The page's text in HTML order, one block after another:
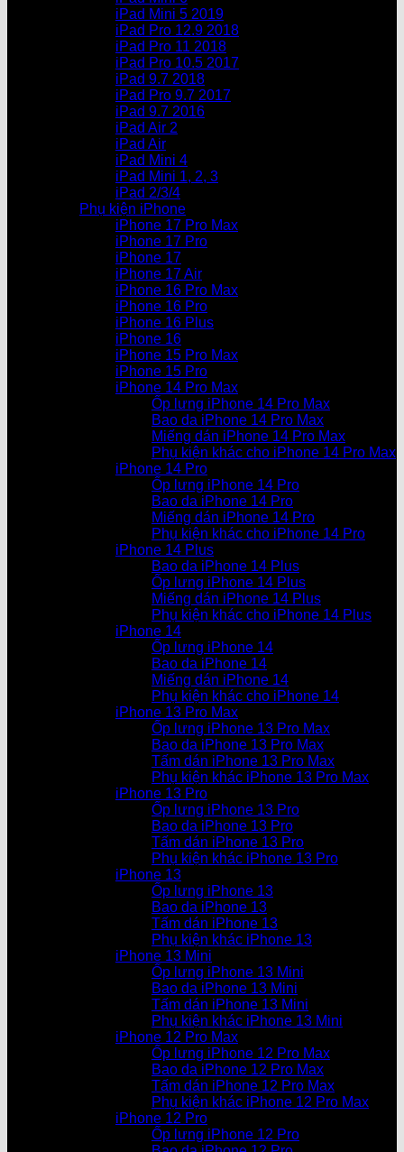
iPad Mini 5 2019
iPad Pro 12.9 2018
iPad Pro 11 2018
iPad Pro 10.5 2017
iPad 9.7 2018
iPad Pro 9.7 2017
iPad 9.7 2016
iPad Air 2
iPad Air
iPad Mini 4
iPad Mini 1, 2, 3
iPad 2/3/4
Phụ kiện iPhone
iPhone 17 Pro Max
iPhone 17 Pro
iPhone 17
iPhone 17 Air
iPhone 16 Pro Max
iPhone 16 Pro
iPhone 16 Plus
iPhone 16
iPhone 15 Pro Max
iPhone 15 Pro
iPhone 14 Pro Max
Ốp lưng iPhone 14 Pro Max
Bao da iPhone 14 Pro Max
Miếng dán iPhone 14 Pro Max
Phụ kiện khác cho iPhone 14 Pro Max
iPhone 14 Pro
Ốp lưng iPhone 14 Pro
Bao da iPhone 14 Pro
Miếng dán iPhone 14 Pro
Phụ kiện khác cho iPhone 14 Pro
iPhone 14 Plus
Bao da iPhone 14 Plus
Ốp lưng iPhone 14 Plus
Miếng dán iPhone 14 Plus
Phụ kiện khác cho iPhone 14 Plus
iPhone 14
Ốp lưng iPhone 14
Bao da iPhone 14
Miếng dán iPhone 14
Phụ kiện khác cho iPhone 14
iPhone 13 Pro Max
Ốp lưng iPhone 13 Pro Max
Bao da iPhone 13 Pro Max
Tấm dán iPhone 13 Pro Max
Phụ kiện khác iPhone 13 Pro Max
iPhone 13 Pro
Ốp lưng iPhone 13 Pro
Bao da iPhone 13 Pro
Tấm dán iPhone 13 Pro
Phụ kiện khác iPhone 13 Pro
iPhone 13
Ốp lưng iPhone 13
Bao da iPhone 13
Tấm dán iPhone 13
Phụ kiện khác iPhone 13
iPhone 13 Mini
Ốp lưng iPhone 13 Mini
Bao da iPhone 13 Mini
Tấm dán iPhone 13 Mini
Phụ kiện khác iPhone 13 Mini
iPhone 12 Pro Max
Ốp lưng iPhone 12 Pro Max
Bao da iPhone 12 Pro Max
Tấm dán iPhone 12 Pro Max
Phụ kiện khác iPhone 12 Pro Max
iPhone 12 Pro
Ốp lưng iPhone 12 Pro